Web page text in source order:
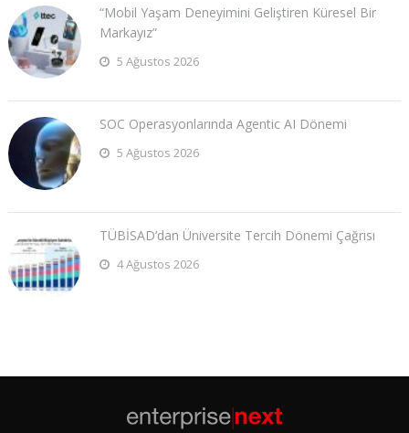
“Mobil Yaşam Deneyimini Geliştiren Küresel Bir
Markayız”
5 Ağustos 2026
SOC Operasyonlarında Agentic AI Dönemi
5 Ağustos 2026
TÜBİSAD’dan Üniversite Tercih Dönemi Çağrısı
4 Ağustos 2026